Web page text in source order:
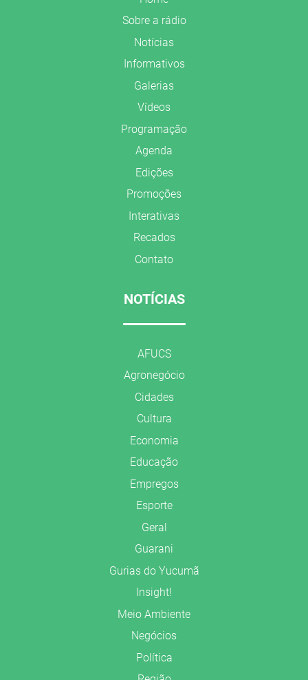
Sobre a rádio
Notícias
Informativos
Galerias
Vídeos
Programação
Agenda
Edições
Promoções
Interativas
Recados
Contato
NOTÍCIAS
AFUCS
Agronegócio
Cidades
Cultura
Economia
Educação
Empregos
Esporte
Geral
Guarani
Gurias do Yucumã
Insight!
Meio Ambiente
Negócios
Política